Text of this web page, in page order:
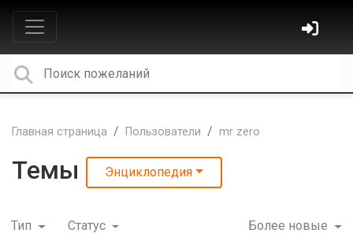
Главная страница Пользователи mr zero
Темы Энциклопедия
Тип Статус Более новые